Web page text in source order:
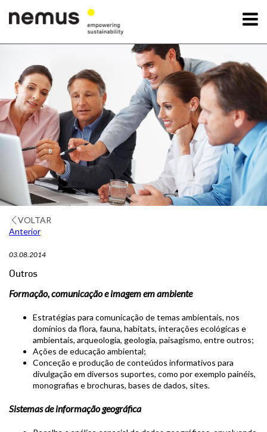
OK
A Nemus
Serviços
Projetos
Notícias
Contactos
VOLTAR
Anterior
03.08.2014
Outros
Formação, comunicação e imagem em ambiente
Estratégias para comunicação de temas ambientais, nos
domínios da flora, fauna, habitats, interações ecológicas e
ambientais, arqueologia, geologia, paisagismo, entre outros;
Ações de educação ambiental;
Conceção e produção de conteúdos informativos para
divulgação em diversos suportes, como por exemplo painéis,
monografias e brochuras, bases de dados, sites.
Sistemas de informação geográfica